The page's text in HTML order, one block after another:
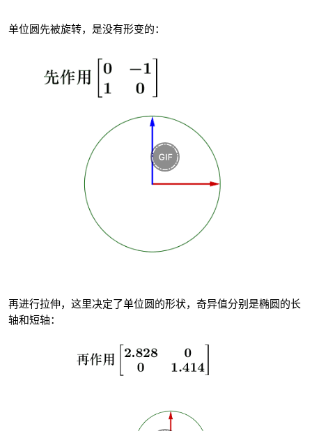
单位圆先被旋转，是没有形变的：
再进行拉伸，这里决定了单位圆的形状，奇异值分别是椭圆的长
轴和短轴：